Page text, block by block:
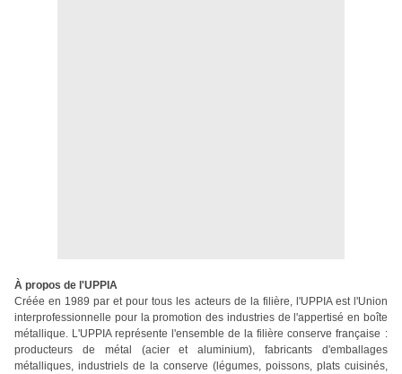
À propos de l'UPPIA
Créée en 1989 par et pour tous les acteurs de la filière, l'UPPIA est l'Union
interprofessionnelle pour la promotion des industries de l'appertisé en boîte
métallique. L'UPPIA représente l'ensemble de la filière conserve française :
producteurs de métal (acier et aluminium), fabricants d'emballages
métalliques, industriels de la conserve (légumes, poissons, plats cuisinés,